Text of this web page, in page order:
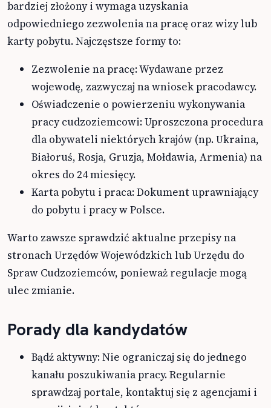
bardziej złożony i wymaga uzyskania
odpowiedniego zezwolenia na pracę oraz wizy lub
karty pobytu. Najczęstsze formy to:
Zezwolenie na pracę: Wydawane przez
wojewodę, zazwyczaj na wniosek pracodawcy.
Oświadczenie o powierzeniu wykonywania
pracy cudzoziemcowi: Uproszczona procedura
dla obywateli niektórych krajów (np. Ukraina,
Białoruś, Rosja, Gruzja, Mołdawia, Armenia) na
okres do 24 miesięcy.
Karta pobytu i praca: Dokument uprawniający
do pobytu i pracy w Polsce.
Warto zawsze sprawdzić aktualne przepisy na
stronach Urzędów Wojewódzkich lub Urzędu do
Spraw Cudzoziemców, ponieważ regulacje mogą
ulec zmianie.
Porady dla kandydatów
Bądź aktywny: Nie ograniczaj się do jednego
kanału poszukiwania pracy. Regularnie
sprawdzaj portale, kontaktuj się z agencjami i